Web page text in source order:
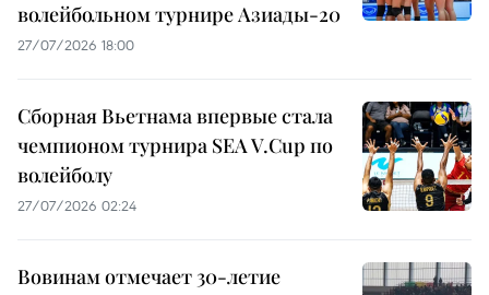
волейбольном турнире Азиады-20
27/07/2026 18:00
Сборная Вьетнама впервые стала
чемпионом турнира SEA V.Cup по
волейболу
27/07/2026 02:24
Вовинам отмечает 30-летие